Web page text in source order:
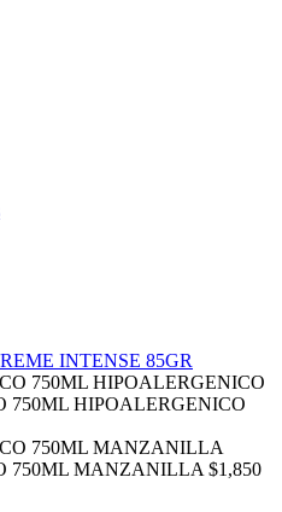
750ML HIPOALERGENICO
750ML MANZANILLA $1,850